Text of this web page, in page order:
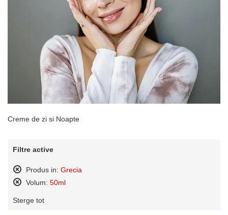
Creme de zi si Noapte
Filtre active
Produs in: Grecia
Sterge
acest
produs
Volum: 50ml
acest
Sterge tot